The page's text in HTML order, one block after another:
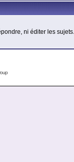
ni éditer les sujets.